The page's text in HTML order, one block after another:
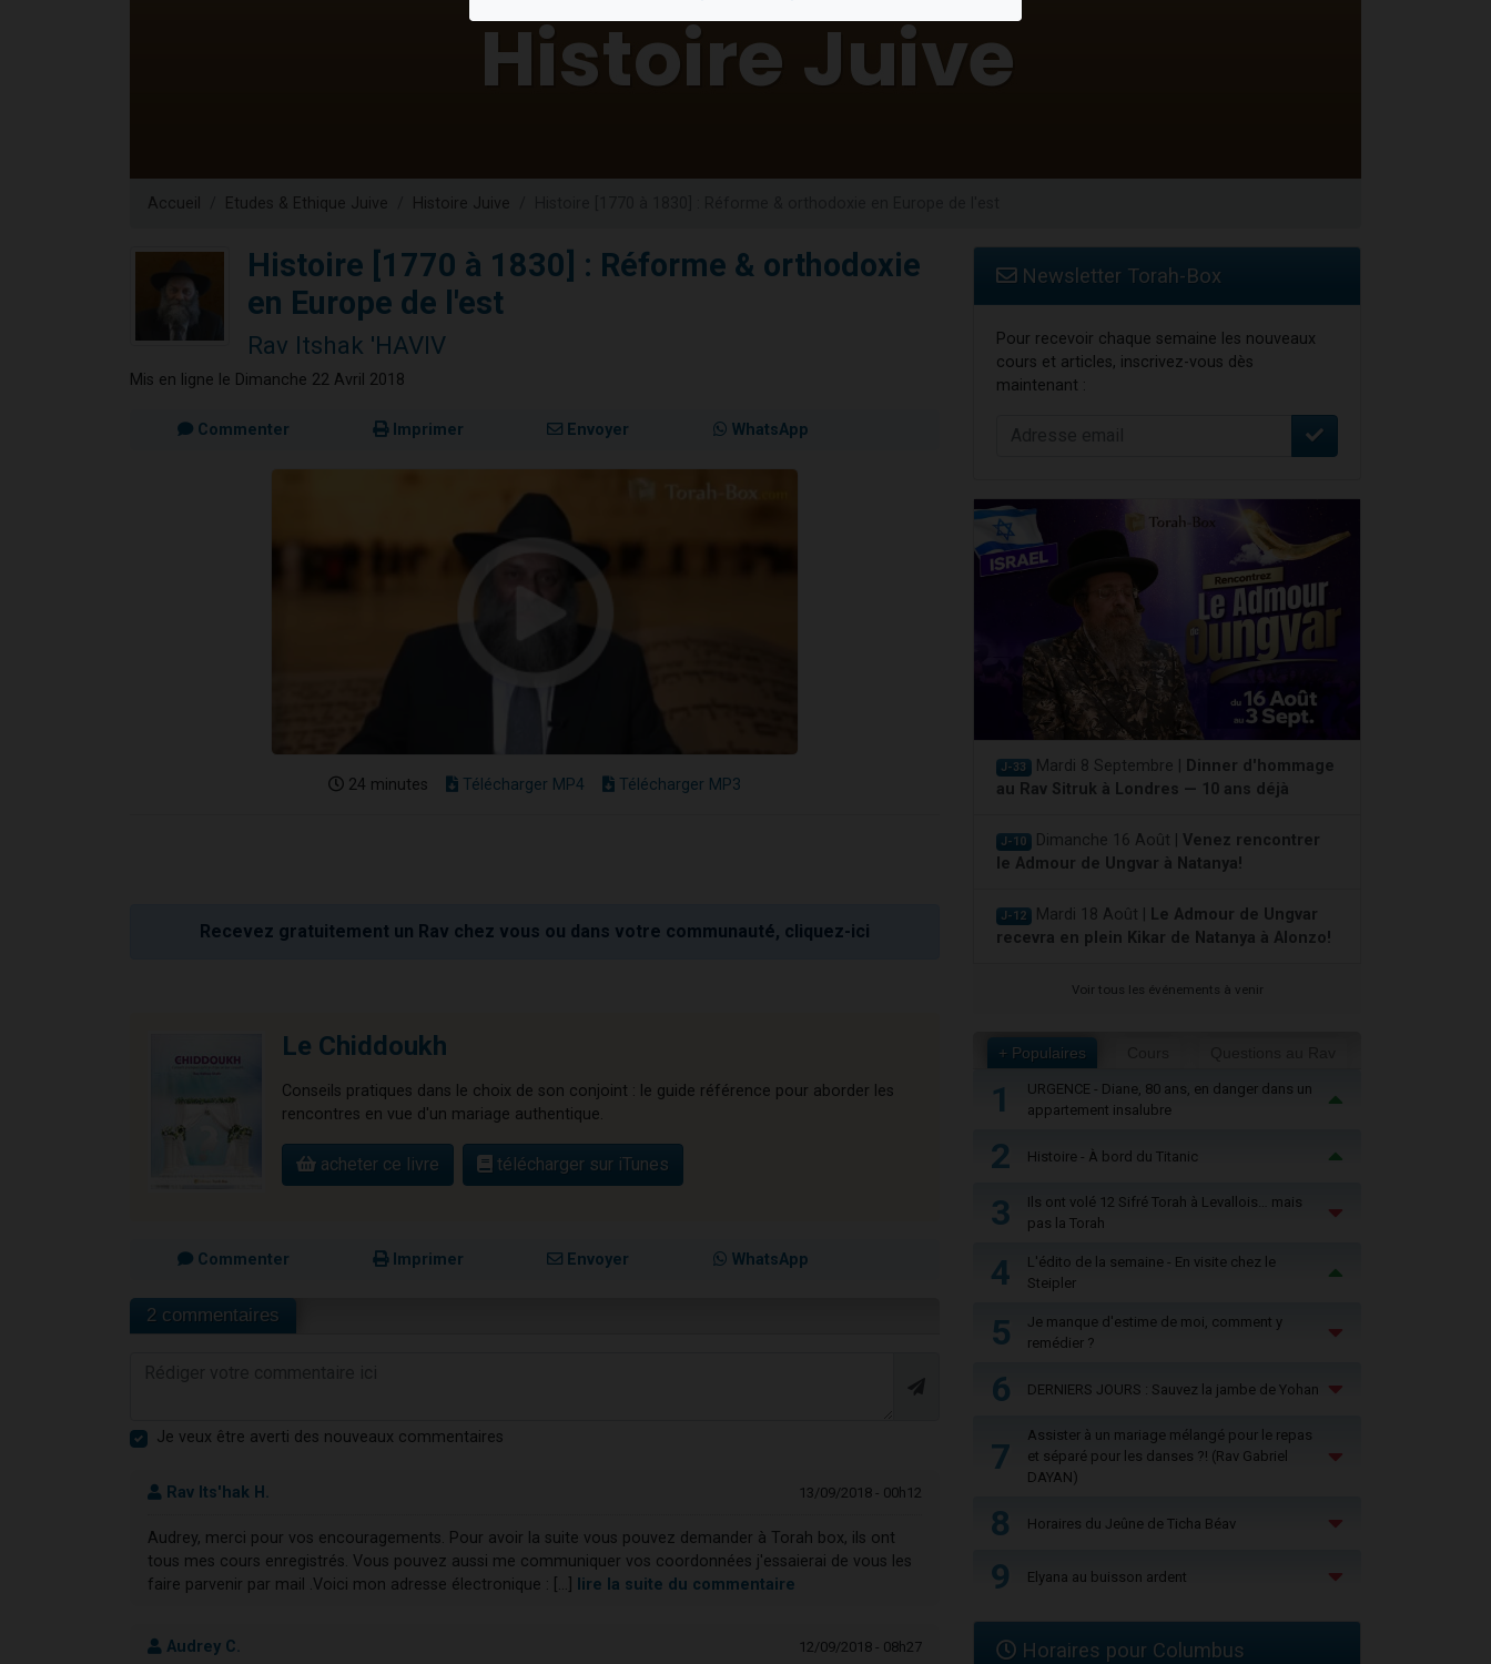
61 personnes viennent de demander une bénédiction
Il reste 49 places pour étudier en groupe sur Zoom
Ariel vient de donner son Maasser
Accueil Etudes & Ethique Juive Histoire Juive
Histoire [1770 à 1830] : Réforme & orthodoxie
en Europe de l'est
Rav Itshak 'HAVIV
Mis en ligne le Dimanche 22 Avril 2018
Commenter Imprimer Envoyer WhatsApp
24 minutes Télécharger MP4 Télécharger MP3
Recevez gratuitement un Rav chez vous ou dans votre communauté, cliquez-ici
Le Chiddoukh
Conseils pratiques dans le choix de son conjoint : le guide référence pour aborder les
rencontres en vue d'un mariage authentique.
acheter ce livre télécharger sur iTunes
Commenter Imprimer Envoyer WhatsApp
2 commentaires
Je veux être averti des nouveaux commentaires
Rav Its'hak H. 13/09/2018 - 00h12
Audrey, merci pour vos encouragements. Pour avoir la suite vous pouvez demander à Torah box, ils ont
tous mes cours enregistrés. Vous pouvez aussi me communiquer vos coordonnées j'essaierai de vous les
faire parvenir par mail .Voici mon adresse électronique : [...]
lire la suite du commentaire
Audrey C. 12/09/2018 - 08h27
Newsletter Torah-Box
Pour recevoir chaque semaine les nouveaux
cours et articles, inscrivez-vous dès
maintenant :
J-33 Mardi 8 Septembre |
Dinner d'hommage
au Rav Sitruk à Londres — 10 ans déjà
J-10 Dimanche 16 Août | Venez rencontrer
le Admour de Ungvar à Natanya!
J-12 Mardi 18 Août |
Le Admour de Ungvar
recevra en plein Kikar de Natanya à Alonzo!
Voir tous les événements à venir
+ Populaires
1
URGENCE - Diane, 80 ans, en danger dans un
appartement insalubre
2 Histoire - À bord du Titanic
3
Ils ont volé 12 Sifré Torah à Levallois… mais
pas la Torah
4
L'édito de la semaine - En visite chez le
Steipler
5
Je manque d'estime de moi, comment y
remédier ?
6 DERNIERS JOURS : Sauvez la jambe de Yohan
7
Assister à un mariage mélangé pour le repas
et séparé pour les danses ?! (Rav Gabriel
DAYAN)
8 Horaires du Jeûne de Ticha Béav
9 Elyana au buisson ardent
Horaires pour Columbus